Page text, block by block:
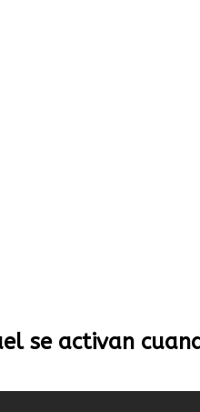
se activan